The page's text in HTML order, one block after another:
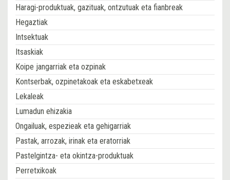
Haragi-produktuak, gazituak, ontzutuak eta fianbreak
Hegaztiak
Intsektuak
Itsaskiak
Koipe jangarriak eta ozpinak
Kontserbak, ozpinetakoak eta eskabetxeak
Lekaleak
Lumadun ehizakia
Ongailuak, espezieak eta gehigarriak
Pastak, arrozak, irinak eta eratorriak
Pastelgintza- eta okintza-produktuak
Perretxikoak